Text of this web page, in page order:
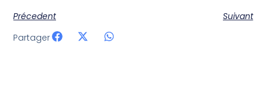
Précedent
Suivant
Partager